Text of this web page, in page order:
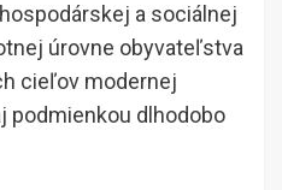
a sociálnej
úrovne obyvateľstva
cieľov modernej
podmienkou dlhodobo